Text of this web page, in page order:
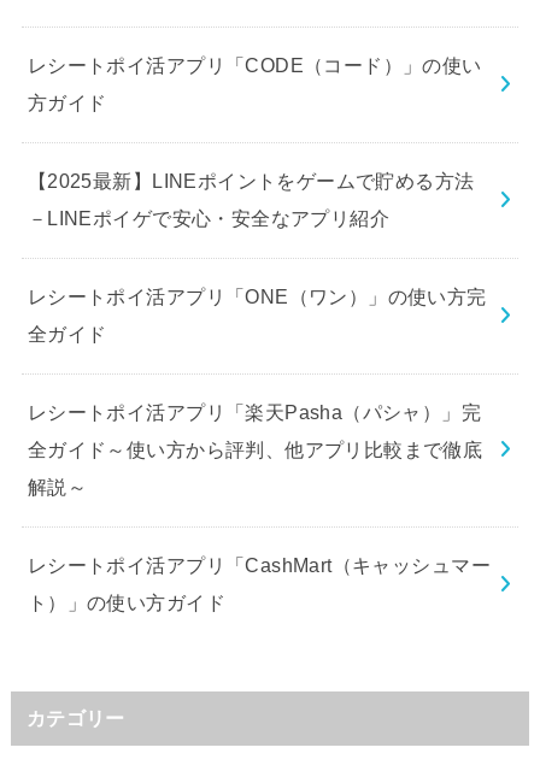
レシートポイ活アプリ「CODE（コード）」の使い
方ガイド
【2025最新】LINEポイントをゲームで貯める方法
－LINEポイゲで安心・安全なアプリ紹介
レシートポイ活アプリ「ONE（ワン）」の使い方完
全ガイド
レシートポイ活アプリ「楽天Pasha（パシャ）」完
全ガイド～使い方から評判、他アプリ比較まで徹底
解説～
レシートポイ活アプリ「CashMart（キャッシュマー
ト）」の使い方ガイド
カテゴリー